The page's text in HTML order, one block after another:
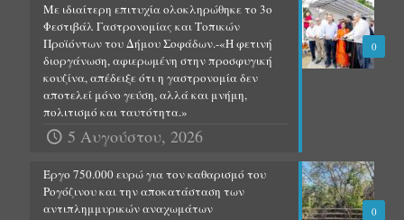
0
Με ιδιαίτερη επιτυχία ολοκληρώθηκε το 3ο
Φεστιβάλ Γαστρονομίας και Τοπικών
Προϊόντων του Δήμου Σοφάδων.-«Η φετινή
διοργάνωση, αφιερωμένη στην προσφυγική
κουζίνα, απέδειξε ότι η γαστρονομία δεν
αποτελεί μόνο γεύση, αλλά και μνήμη,
πολιτισμό και ταυτότητα.»
5 Αυγούστου, 2026
0
Έργο 750.000 ευρώ για τον καθαρισμό του
Ρογόζινου και την αποκατάσταση των
αντιπλημμυρικών αναχωμάτων